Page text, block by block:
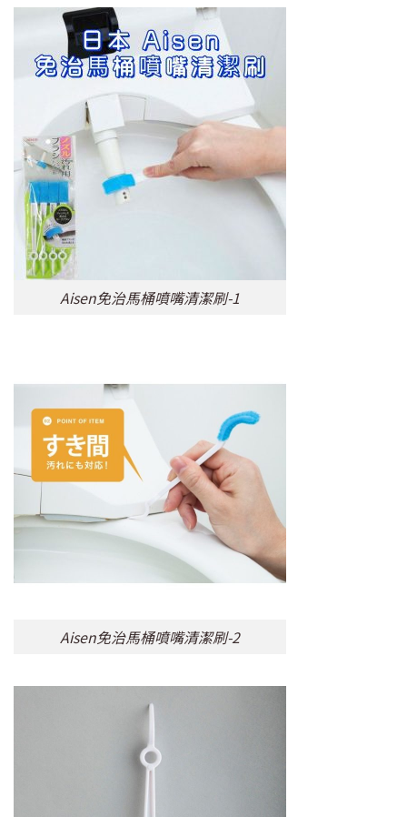
Aisen免治馬桶噴嘴清潔刷-1
Aisen免治馬桶噴嘴清潔刷-2